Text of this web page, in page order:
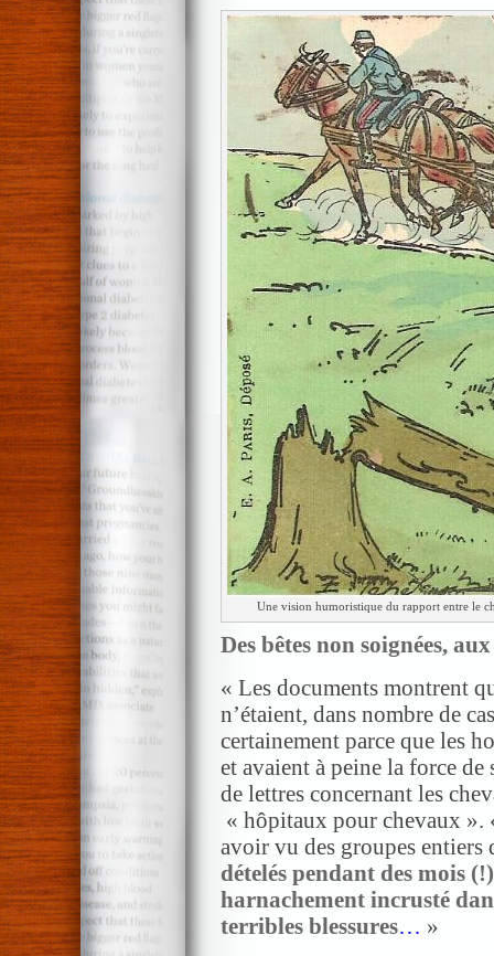
Une vision humoristique du rapport entre le
Des bêtes non soignées,
« Les documents montrent
n’étaient, dans nombre de cas
certainement parce que les
et avaient à peine la force de
de lettres concernant les
« hôpitaux pour chevaux
avoir vu des groupes entiers
dételés pendant des mois
harnachement incrusté
terribles blessures… »